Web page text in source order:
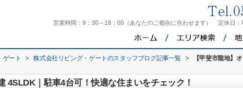
営業時間： 9：30～18：00（あなたのご都合に合わせます） 定休日：
ゲート > 株式会社リビング・ゲートのスタッフブログ記事一覧 >
【甲斐市龍地】
4SLDK｜駐車4台可！快適な住まいをチェック！